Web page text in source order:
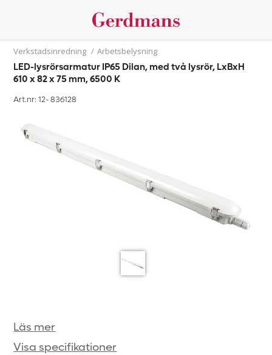
Verkstadsinredning / Arbetsbelysning
LED-lysrörsarmatur IP65 Dilan, med två lysrör, LxBxH
610 x 82 x 75 mm, 6500 K
Art.nr: 12-836128
Läs mer
Visa specifikationer